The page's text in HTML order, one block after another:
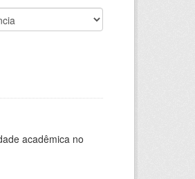
acadêmica no